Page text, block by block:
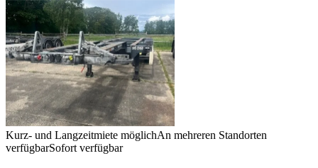
Kurz- und Langzeitmiete möglichAn mehreren Standorten
verfügbarSofort verfügbar